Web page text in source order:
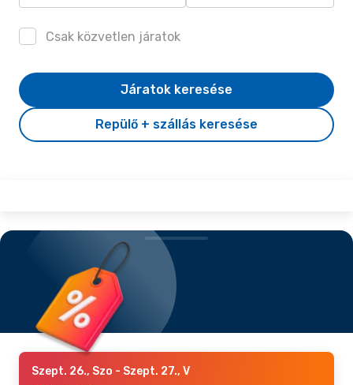
Csak közvetlen járatok
Repülő + szállás keresése
Járatok keresése
Szept. 26., Szo - Szept. 27., V